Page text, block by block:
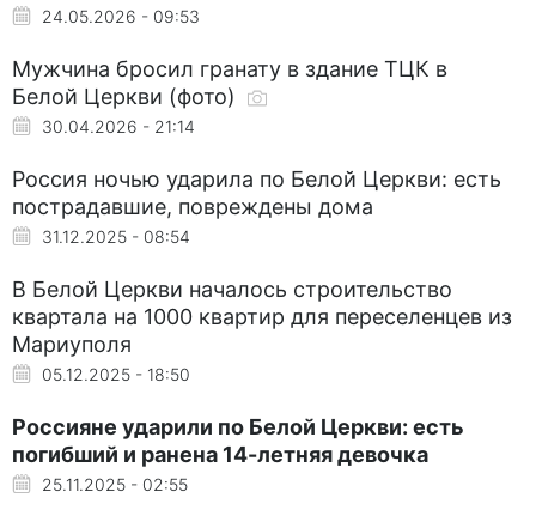
24.05.2026 - 09:53
Мужчина бросил гранату в здание ТЦК в
Белой Церкви (фото)
30.04.2026 - 21:14
Россия ночью ударила по Белой Церкви: есть
пострадавшие, повреждены дома
31.12.2025 - 08:54
В Белой Церкви началось строительство
квартала на 1000 квартир для переселенцев из
Мариуполя
05.12.2025 - 18:50
Россияне ударили по Белой Церкви: есть
погибший и ранена 14-летняя девочка
25.11.2025 - 02:55